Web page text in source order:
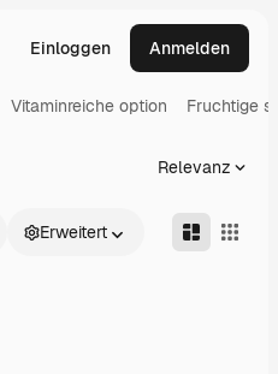
Einloggen Anmelden
Vitaminreiche option Fruchtige
Relevanz
Erweitert